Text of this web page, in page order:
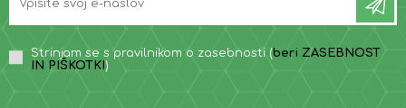
Strinjam se s pravilnikom o zasebnosti (beri ZASEBNOST
IN PIŠKOTKI )